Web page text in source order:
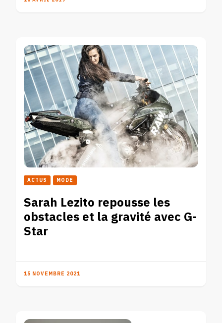
ACTUS MODE
Sarah Lezito repousse les
obstacles et la gravité avec G-
Star
15 NOVEMBRE 2021